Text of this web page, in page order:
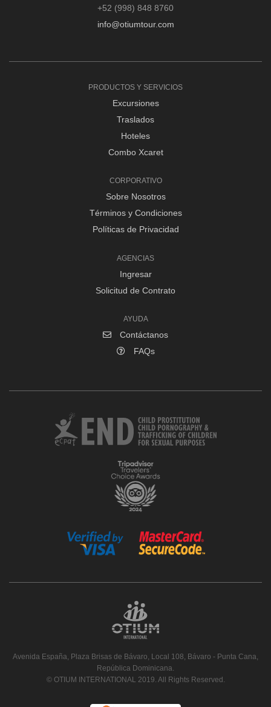
+52 (998) 848 8760
info@otiumtour.com
PRODUCTOS Y SERVICIOS
Excursiones
Traslados
Hoteles
Combo Xcaret
CORPORATIVO
Sobre Nosotros
Términos y Condiciones
Políticas de Privacidad
AGENCIAS
Ingresar
Solicitud de Contrato
AYUDA
Contáctanos
FAQs
Avenida España, Plaza Brisas de Bávaro, Local 108, Bávaro - Punta Cana,
República Dominicana.
© OTIUM INTERNATIONAL 2019. All Rights Reserved.